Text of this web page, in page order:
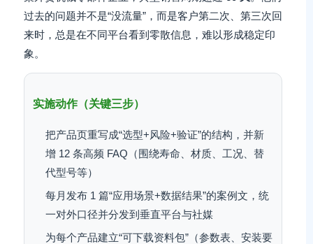
过去的问题并不是“没流量”，而是客户第二次、第三次回
来时，总是在不同平台看到零散信息，难以形成稳定印
象。
实施动作（关键三步）
把产品页重写成“选型+风险+验证”的结构，并新
增 12 条高频 FAQ（围绕寿命、材质、工况、替
代型号等）
每月发布 1 篇“应用场景+数据结果”的案例文，统
一对外口径并分发到垂直平台与社媒
为每个产品建立“可下载资料包”（参数表、安装要